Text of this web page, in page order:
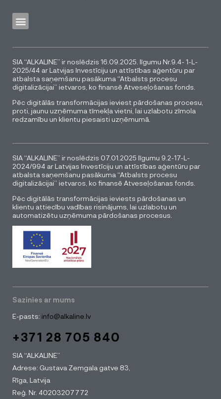
SIA “ALKALINE” ir noslēdzis 16.09.2025. līgumu Nr.9.4- 1-L-
2025/44 ar Latvijas Investīciju un attīstības aģentūru par
atbalsta saņemšanu pasākuma “Atbalsts procesu
digitalizācijai” ietvaros, ko finansē Atveseļošanas fonds.
Pēc digitālās transformācijas ieviest pārdošanas procesu,
proti, jaunu uzņēmuma tīmekļa vietni, lai uzlabotu zīmola
redzamību un klientu piesaisti uzņēmumā.
SIA “ALKALINE” ir noslēdzis 07.01.2025 līgumu 9.2-17-L-
2024/994 ar Latvijas Investīciju un attīstības aģentūru par
atbalsta saņemšanu pasākuma “Atbalsts procesu
digitalizācijai” ietvaros, ko finansē Atveseļošanas fonds.
Pēc digitālās transformācijas ieviests pārdošanas un
klientu attiecību vadības risinājums, lai uzlabotu un
automatizētu uzņēmuma pārdošanas procesus.
Sazinies ar mums
E-pasts: info@alkaline.lv
+371 28 705 840
SIA “ALKALINE”
Adrese: Gustava Zemgala gatve 83,
Rīga, Latvija
Reģ. Nr. 40203207772